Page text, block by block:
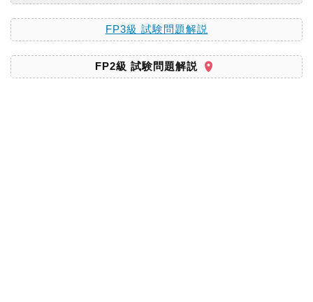
FP3級 試験問題解説
FP2級 試験問題解説